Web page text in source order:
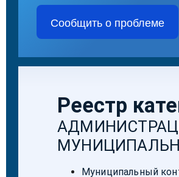
Сообщить о проблеме